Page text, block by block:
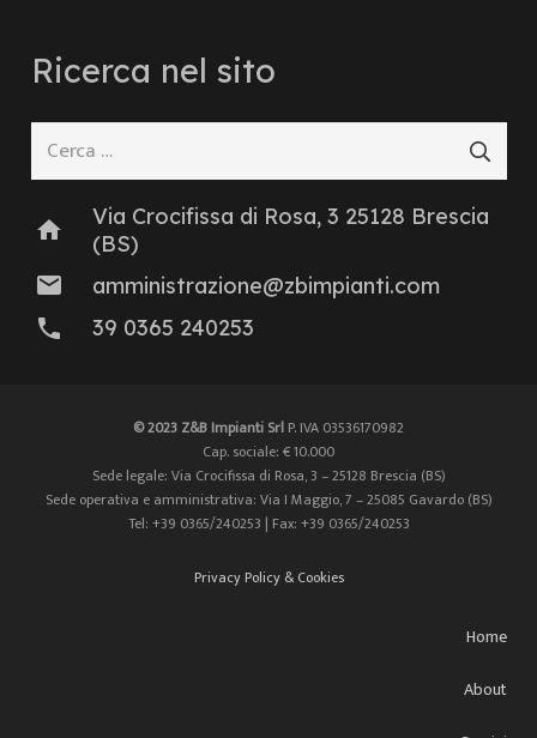
Ricerca nel sito
Ricerca
home
Via Crocifissa di Rosa, 3 25128 Brescia
(BS)
mail amministrazione@zbimpianti.com
phone 39 0365 240253
© 2023 Z&B Impianti Srl P. IVA 03536170982
Cap. sociale: € 10.000
Sede legale: Via Crocifissa di Rosa, 3 – 25128 Brescia (BS)
Sede operativa e amministrativa: Via I Maggio, 7 – 25085 Gavardo (BS)
Tel: +39 0365/240253 | Fax: +39 0365/240253
Privacy Policy & Cookies
Home
About